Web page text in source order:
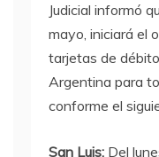
Judicial informó
mayo, iniciará el
tarjetas de
Argentina para
conforme el
San Luis: Del